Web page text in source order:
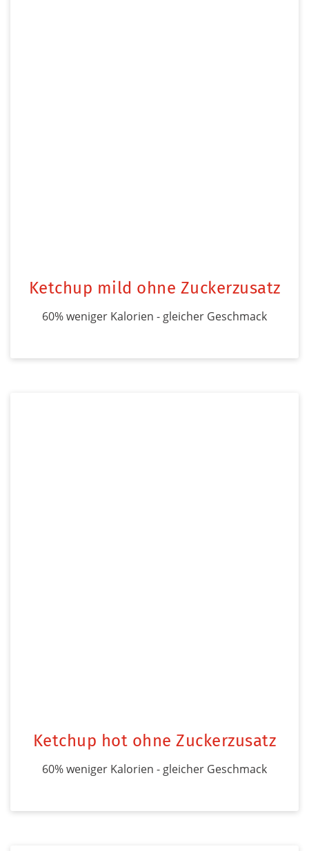
Ketchup mild ohne Zuckerzusatz
60% weniger Kalorien - gleicher Geschmack
Ketchup hot ohne Zuckerzusatz
60% weniger Kalorien - gleicher Geschmack